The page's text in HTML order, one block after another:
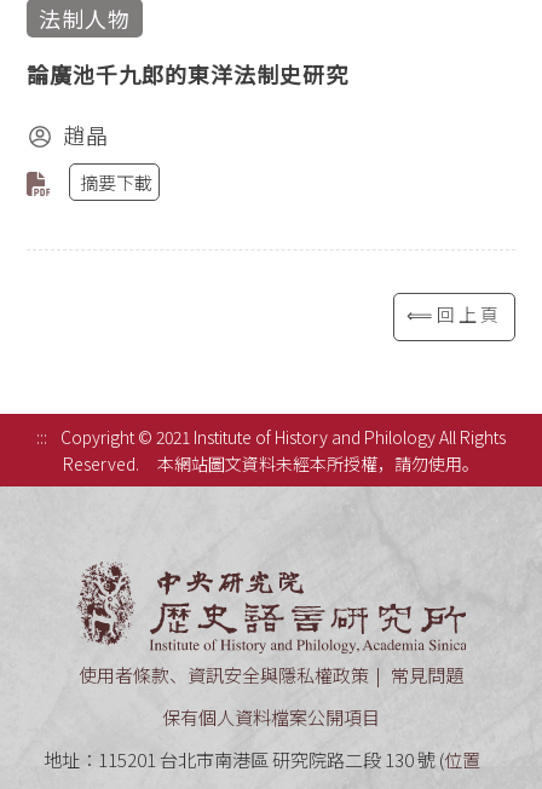
法制人物
論廣池千九郎的東洋法制史研究
趙晶
摘要下載
⟸回上頁
:::
Copyright © 2021 Institute of History and Philology All Rights
Reserved.
本網站圖文資料未經本所授權，請勿使用。
使用者條款、資訊安全與隱私權政策
常見問題
保有個人資料檔案公開項目
地址：115201 台北市南港區 研究院路二段 130 號 (位置